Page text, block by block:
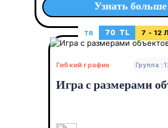
Узнать больше
TR
70 TL 7 - 12
Гибкий график Группа :
Игра с размерами